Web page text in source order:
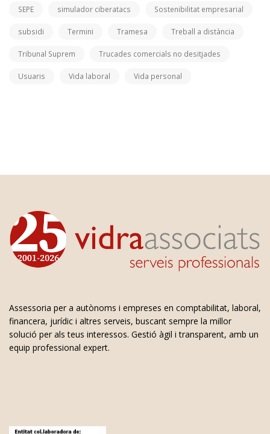
SEPE simulador ciberatacs Sostenibilitat empresarial
subsidi Termini Tramesa Treball a distància
Tribunal Suprem Trucades comercials no desitjades
Usuaris Vida laboral Vida personal
Assessoria per a autònoms i empreses en comptabilitat, laboral,
financera, jurídic i altres serveis, buscant sempre la millor
solució per als teus interessos. Gestió àgil i transparent, amb un
equip professional expert.